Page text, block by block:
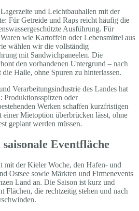
und Leichtbauhallen mit der
Für Getreide und Raps reicht häufig die
Ausführung. Für
wie Kartoffeln oder Lebensmittel aus
wählen wir die vollständig
mit Sandwichpaneelen. Die
den vorhandenen Untergrund – nach
Halle, ohne Spuren zu hinterlassen.
Verarbeitungsindustrie des Landes hat
Produktionsspitzen oder
Werken schaffen kurzfristigen
Mietoption überbrücken lässt, ohne
geplant werden müssen.
Eventfläche
mit der Kieler Woche, den Hafen- und
Ostsee sowie Märkten und Firmenevents
Land an. Die Saison ist kurz und
Flächen, die rechtzeitig stehen und nach